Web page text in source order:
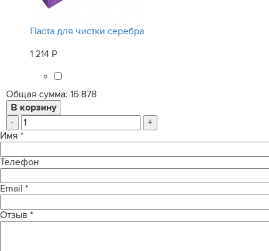
Паста для чистки серебра
1 214 Р
Общая сумма: 16 878
-
+
Имя *
Телефон
Email *
Отзыв *